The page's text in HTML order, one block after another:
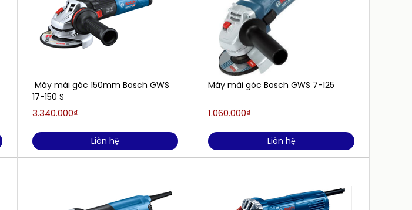
Máy mài góc 150mm Bosch GWS
17-150 S
3.340.000₫
Liên hệ
Máy mài góc Bosch GWS 7-125
1.060.000₫
Liên hệ